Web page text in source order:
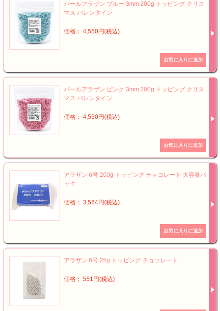
パールアラザン ブルー 3mm 200g トッピング クリス
マス バレンタイン
価格： 4,550円(税込)
パールアラザン ピンク 3mm 200g トッピング クリス
マス バレンタイン
価格： 4,550円(税込)
アラザン 6号 200g トッピング チョコレート 大容量パ
ック
価格： 3,564円(税込)
アラザン 6号 25g トッピング チョコレート
価格： 551円(税込)